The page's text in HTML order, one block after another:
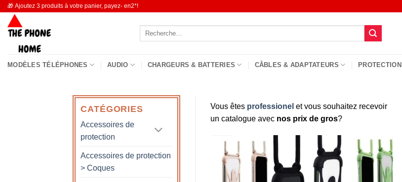
Passer
contenu
🎁 Ajoutez 3 produits à votre panier, payez- en2*!
Recherche
MODÈLES TÉLÉPHONES AUDIO CHARGEURS & BATTERIES CÂBLES & ADAPTATEURS PROTECTION
CATÉGORIES
Accessoires de
protection
Accessoires de protection
> Coques
Vous êtes professionel et vous souhaitez recevoir
un catalogue avec nos prix de gros?